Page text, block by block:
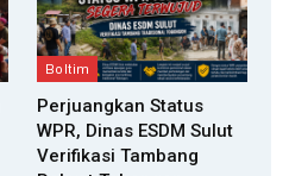
Boltim
Perjuangkan Status
WPR, Dinas ESDM Sulut
Verifikasi Tambang